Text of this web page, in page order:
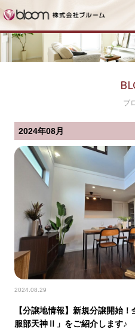
ブ
2024年08月
2024.08.29
【分譲地情報】新規分譲開始
服部天神Ⅱ」をご紹介します♪